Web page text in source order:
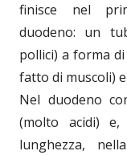
finisce nel
duodeno: un
pollici) a forma
fatto di muscoli)
Nel duodeno
(molto acidi)
lunghezza,